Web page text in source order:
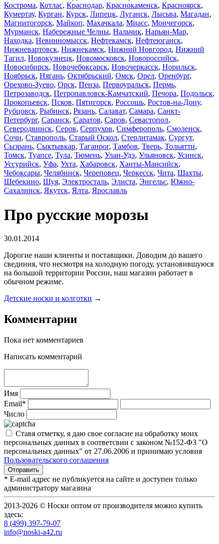
Кострома, Котлас, Краснодар, Краснокаменск, Красноярск,
Кумертау, Курган, Курск, Липецк, Луганск, Лысьва, Магадан,
Магнитогорск, Майкоп, Махачкала, Миасс, Мончегорск,
Мурманск, Набережные Челны, Нальчик, Нарьян-Мар,
Находка, Невинномысск, Нефтекамск, Нефтеюганск,
Нижневартовск, Нижнекамск, Нижний Новгород, Нижний
Тагил, Новокузнецк, Новомосковск, Новороссийск,
Новосибирск, Новочебоксарск, Новочеркасск, Норильск,
Ноябрьск, Нягань, Октябрьский, Омск, Орел, Оренбург,
Орехово-Зуево, Орск, Пенза, Первоуральск, Пермь,
Петрозаводск, Петропавловск-Камчатский, Печора, Подольск,
Прокопьевск, Псков, Пятигорск, Россошь, Ростов-на-Дону,
Рубцовск, Рыбинск, Рязань, Салават, Самара, Санкт-
Петербург, Саранск, Саратов, Саров, Севастопол,
Северодвинск, Серов, Серпухов, Симферополь, Смоленск,
Сочи, Ставрополь, Старый Оскол, Стерлитамак, Сургут,
Сызрань, Сыктывкар, Таганрог, Тамбов, Тверь, Тольятти,
Томск, Туапсе, Тула, Тюмень, Улан-Удэ, Ульяновск, Усинск,
Уссурийск, Уфа, Ухта, Хабаровск, Ханты-Мансийск,
Чебоксары, Челябинск, Череповец, Черкесск, Чита, Шахты,
Шебекино, Шуя, Электросталь, Элиста, Энгельс, Южно-
Сахалинск, Якутск, Ялта, Ярославль
Про русские морозы
30.01.2014
Дорогие наши клиенты и поставщики. Доводим до вашего
свединия, что несмотря на холодную погоду, установившуюся
на большой территории России, наш магазин работает в
обычном режиме.
Детские носки и колготки →
Комментарии
Пока нет комментариев
Написать комментарий
Имя
Email*
Число
Ставя отметку, я даю свое согласие на обработку моих
персональных данных в соответсвии с законом №152-ФЗ "О
персональных данных" от 27.06.2006 и принимаю условия
Пользовательского соглашения
* E-mail адрес не публикуется на сайте и доступен только
администратору магазина
2013-2026 © Носки оптом от производителя можно купить
здесь:
8 (499) 397-79-07
info@noski-a42.ru